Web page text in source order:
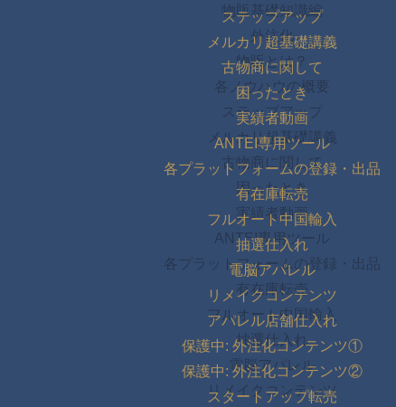
物販基礎知識編
外注化
物販とは？
各ノウハウの概要
ステップアップ
メルカリ超基礎講義
古物商に関して
困ったとき
実績者動画
ANTEI専用ツール
各プラットフォームの登録・出品
有在庫転売
フルオート中国輸入
抽選仕入れ
電脳アパレル
リメイクコンテンツ
ステップアップ
メルカリ超基礎講義
古物商に関して
困ったとき
実績者動画
ANTEI専用ツール
各プラットフォームの登録・出品
有在庫転売
フルオート中国輸入
抽選仕入れ
電脳アパレル
リメイクコンテンツ
アパレル店舗仕入れ
保護中: 外注化コンテンツ①
保護中: 外注化コンテンツ②
スタートアップ転売